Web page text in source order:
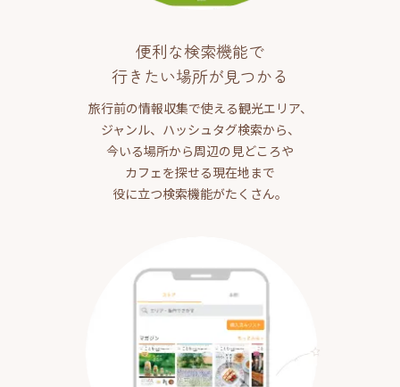
便利な検索機能で
行きたい場所が見つかる
旅行前の情報収集で使える観光エリア、
ジャンル、ハッシュタグ検索から、
今いる場所から周辺の見どころや
カフェを探せる現在地まで
役に立つ検索機能がたくさん。